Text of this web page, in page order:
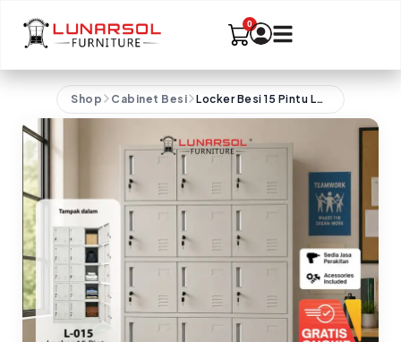
Shop Cabinet Besi Locker Besi 15 Pintu LUNARSOL Minimalis Anti Karat